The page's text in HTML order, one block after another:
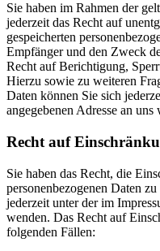
Sie haben im Rahmen der
jederzeit das Recht auf
gespeicherten
Empfänger und den Zweck
Recht auf Berichtigung,
Hierzu sowie zu weiteren
Daten können Sie sich
angegebenen Adresse an uns
Recht auf
Sie haben das Recht, die
personenbezogenen Daten
jederzeit unter der im
wenden. Das Recht auf
folgenden Fällen: